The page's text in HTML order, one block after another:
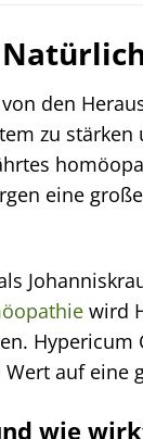
den
zu
eine
wird
auf eine
wie